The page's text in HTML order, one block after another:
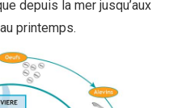
depuis la mer jusqu’aux
printemps.